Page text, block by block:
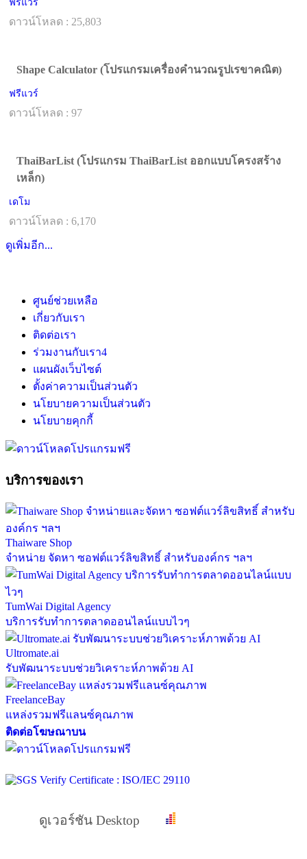
ฟรีแวร์
ดาวน์โหลด : 25,803
Shape Calculator (โปรแกรมเครื่องคำนวณรูปเรขาคณิต)
ฟรีแวร์
ดาวน์โหลด : 97
ThaiBarList (โปรแกรม ThaiBarList ออกแบบโครงสร้าง
เหล็ก)
เดโม
ดาวน์โหลด : 6,170
ดูเพิ่มอีก...
ศูนย์ช่วยเหลือ
เกี่ยวกับเรา
ติดต่อเรา
ร่วมงานกับเรา4
แผนผังเว็บไซต์
ตั้งค่าความเป็นส่วนตัว
นโยบายความเป็นส่วนตัว
นโยบายคุกกี้
บริการของเรา
Thaiware Shop
จำหน่าย จัดหา ซอฟต์แวร์ลิขสิทธิ์ สำหรับองค์กร ฯลฯ
TumWai Digital Agency
บริการรับทำการตลาดออนไลน์แบบไวๆ
Ultromate.ai
รับพัฒนาระบบช่วยวิเคราะห์ภาพด้วย AI
FreelanceBay
แหล่งรวมฟรีแลนซ์คุณภาพ
ติดต่อโฆษณาบน
ดูเวอร์ชัน Desktop